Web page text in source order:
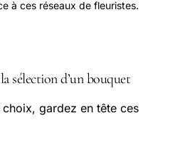
à ces réseaux de fleuristes.
sélection d’un bouquet
gardez en tête ces